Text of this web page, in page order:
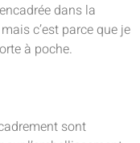
dans la
c’est parce que je
à poche.
sont